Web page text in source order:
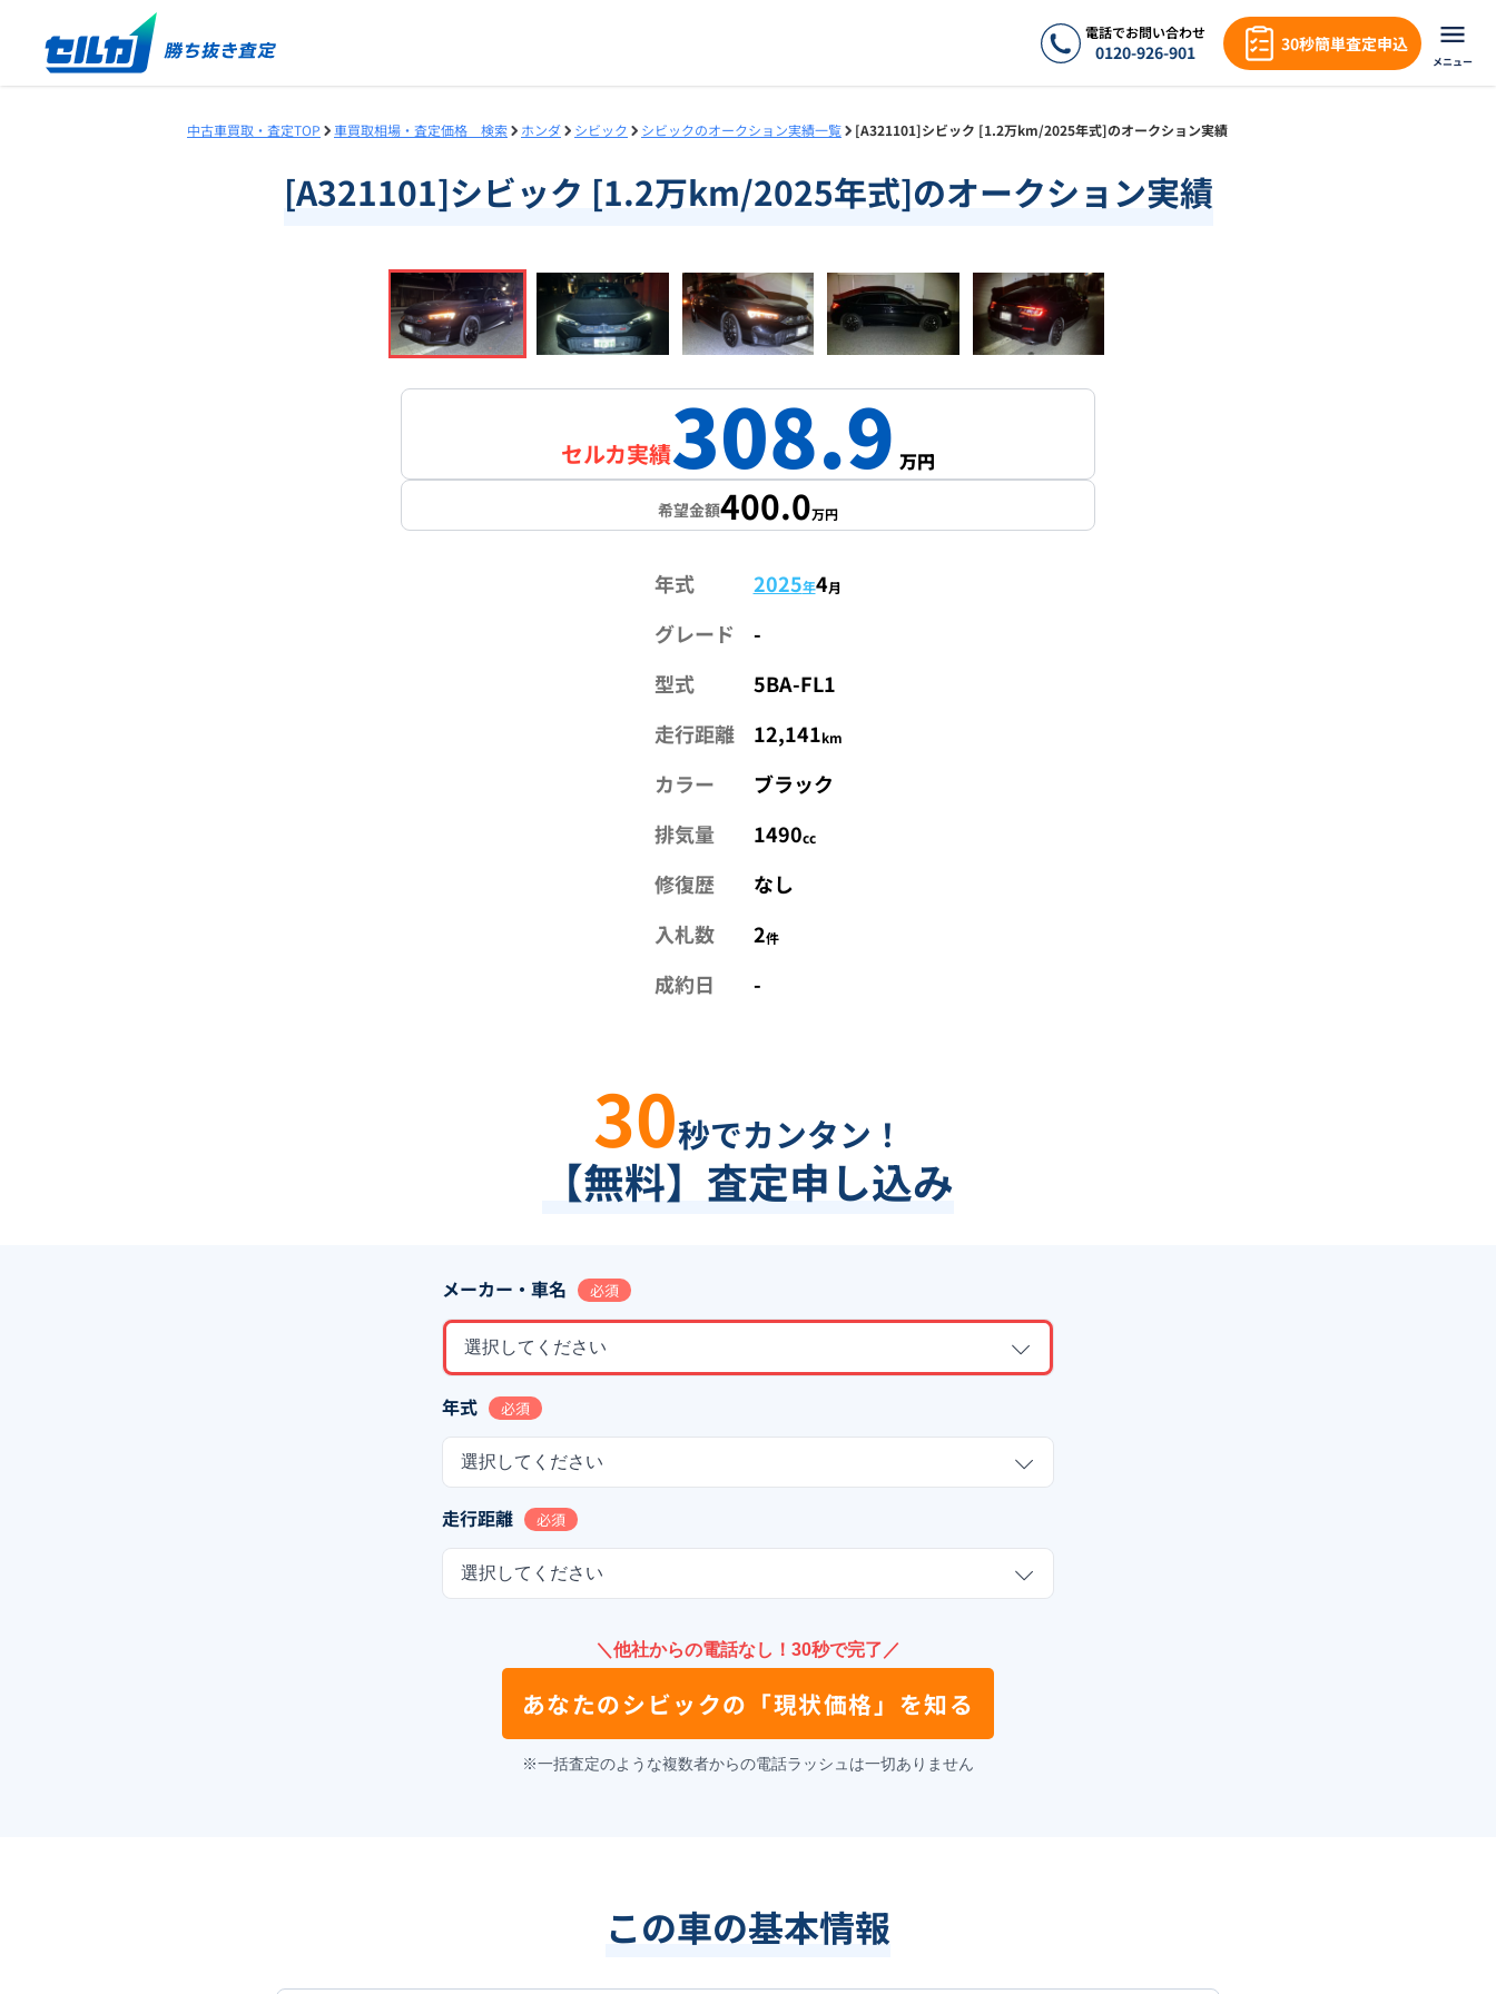
電話でお問い合わせ
0120-926-901 30秒簡単査定申込
メニュー
中古車買取・査定TOP 車買取相場・査定価格 検索 ホンダ シビック シビックのオークション実績一覧 [A321101]シビック [1.2万km/2025年式]のオークション実績
[A321101]シビック [1.2万km/2025年式]のオークション実績
1/18
セルカ実績308.9 万円
希望金額400.0万円
年式 2025年4月
グレード
-
型式
5BA-FL1
走行距離
12,141km
カラー
ブラック
排気量
1490cc
修復歴
なし
入札数
2件
成約日 -
30秒でカンタン！
【無料】査定申し込み
メーカー・車名 必須
選択してください
年式 必須
選択してください
走行距離 必須
選択してください
＼他社からの電話なし！30秒で完了／
あなたのシビックの 「現状価格」を知る
※一括査定のような複数者からの電話ラッシュは一切ありません
この車の基本情報